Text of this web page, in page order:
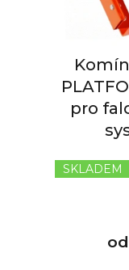
pro
SKLADEM
od